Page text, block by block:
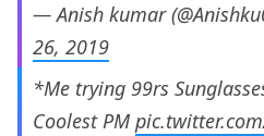
— Anish kumar
26, 2019
*Me trying 99rs
Coolest PM